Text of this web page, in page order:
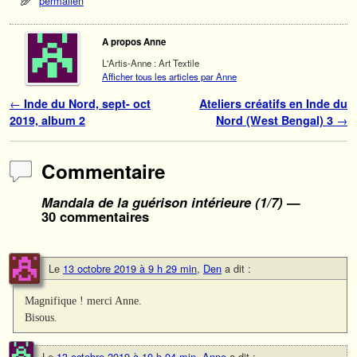
A propos Anne
L'Artis-Anne : Art Textile
Afficher tous les articles par Anne
Navigation des articles
← Inde du Nord, sept- oct
2019, album 2
Ateliers créatifs en Inde du
Nord (West Bengal) 3 →
Commentaire
Mandala de la guérison intérieure (1/7)—
30 commentaires
Le 13 octobre 2019 à 9 h 29 min, Den a dit :
Magnifique ! merci Anne.
Bisous.